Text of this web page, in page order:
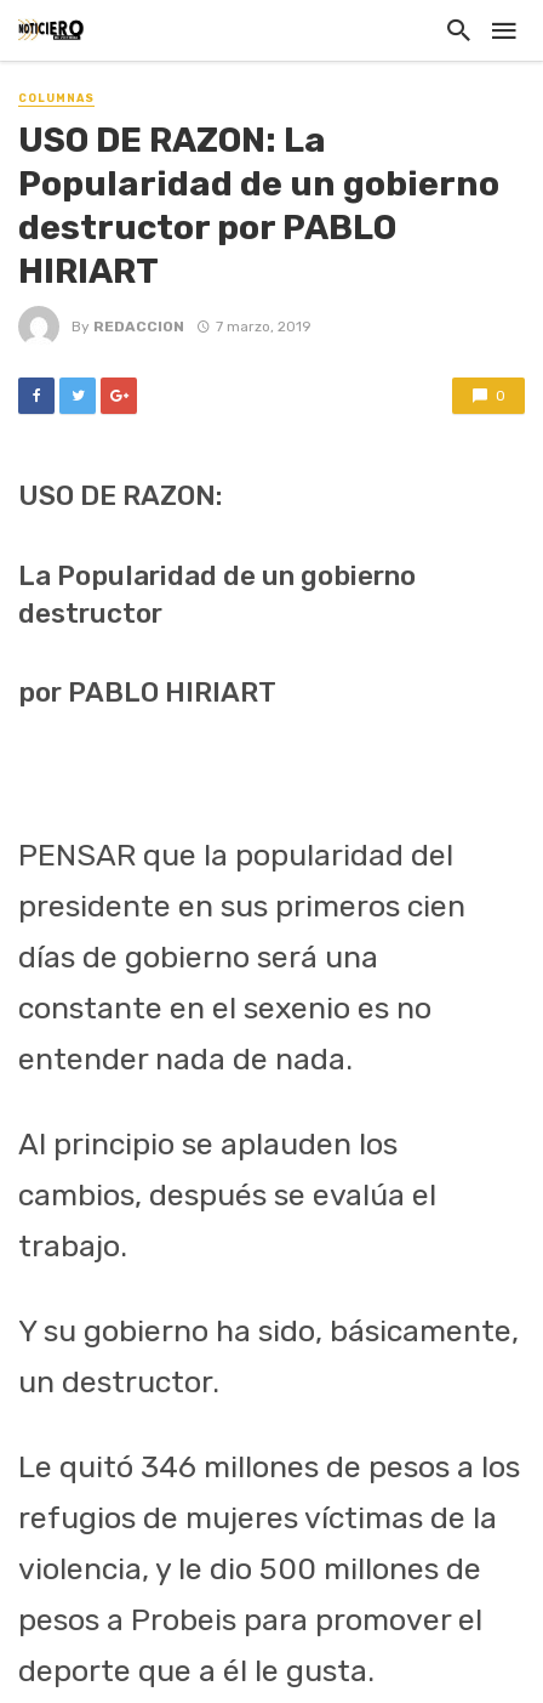
COLUMNAS
USO DE RAZON: La
Popularidad de un gobierno
destructor por PABLO
HIRIART
By REDACCION 7 marzo, 2019
0
USO DE RAZON:
La Popularidad de un gobierno
destructor
por PABLO HIRIART
PENSAR que la popularidad del
presidente en sus primeros cien
días de gobierno será una
constante en el sexenio es no
entender nada de nada.
Al principio se aplauden los
cambios, después se evalúa el
trabajo.
Y su gobierno ha sido, básicamente,
un destructor.
Le quitó 346 millones de pesos a los
refugios de mujeres víctimas de la
violencia, y le dio 500 millones de
pesos a Probeis para promover el
deporte que a él le gusta.